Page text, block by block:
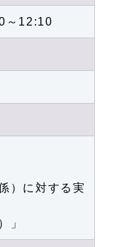
～12:10
）に対する実
」